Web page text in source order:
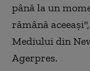
până la un
rămână
Mediului din
Agerpres.